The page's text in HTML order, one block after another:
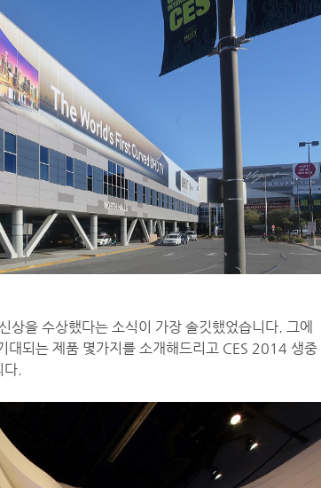
을 수상했다는 소식이 가장 솔깃했었습니다. 그에
대되는 제품 몇가지를 소개해드리고 CES 2014 생중
.